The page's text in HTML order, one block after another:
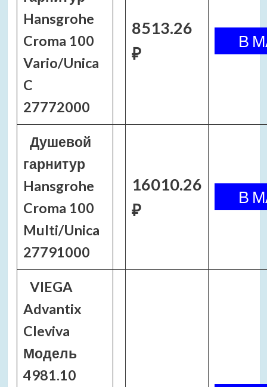
Hansgrohe
Croma 100
Vario/Unica
C
27772000
8513.26
₽
Душевой
гарнитур
Hansgrohe
Croma 100
Multi/Unica
27791000
16010.26
₽
VIEGA
Advantix
Cleviva
Модель
4981.10